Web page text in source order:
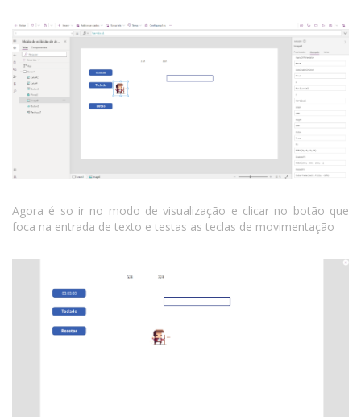
Agora é so ir no modo de visualização e clicar no botão que
foca na entrada de texto e testas as teclas de movimentação